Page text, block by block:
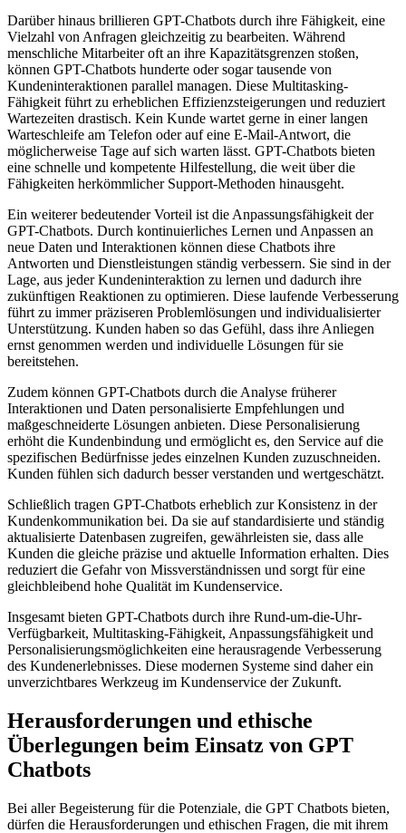
Darüber hinaus brillieren GPT-Chatbots durch ihre Fähigkeit, eine
Vielzahl von Anfragen gleichzeitig zu bearbeiten. Während
menschliche Mitarbeiter oft an ihre Kapazitätsgrenzen stoßen,
können GPT-Chatbots hunderte oder sogar tausende von
Kundeninteraktionen parallel managen. Diese Multitasking-
Fähigkeit führt zu erheblichen Effizienzsteigerungen und reduziert
Wartezeiten drastisch. Kein Kunde wartet gerne in einer langen
Warteschleife am Telefon oder auf eine E-Mail-Antwort, die
möglicherweise Tage auf sich warten lässt. GPT-Chatbots bieten
eine schnelle und kompetente Hilfestellung, die weit über die
Fähigkeiten herkömmlicher Support-Methoden hinausgeht.
Ein weiterer bedeutender Vorteil ist die Anpassungsfähigkeit der
GPT-Chatbots. Durch kontinuierliches Lernen und Anpassen an
neue Daten und Interaktionen können diese Chatbots ihre
Antworten und Dienstleistungen ständig verbessern. Sie sind in der
Lage, aus jeder Kundeninteraktion zu lernen und dadurch ihre
zukünftigen Reaktionen zu optimieren. Diese laufende Verbesserung
führt zu immer präziseren Problemlösungen und individualisierter
Unterstützung. Kunden haben so das Gefühl, dass ihre Anliegen
ernst genommen werden und individuelle Lösungen für sie
bereitstehen.
Zudem können GPT-Chatbots durch die Analyse früherer
Interaktionen und Daten personalisierte Empfehlungen und
maßgeschneiderte Lösungen anbieten. Diese Personalisierung
erhöht die Kundenbindung und ermöglicht es, den Service auf die
spezifischen Bedürfnisse jedes einzelnen Kunden zuzuschneiden.
Kunden fühlen sich dadurch besser verstanden und wertgeschätzt.
Schließlich tragen GPT-Chatbots erheblich zur Konsistenz in der
Kundenkommunikation bei. Da sie auf standardisierte und ständig
aktualisierte Datenbasen zugreifen, gewährleisten sie, dass alle
Kunden die gleiche präzise und aktuelle Information erhalten. Dies
reduziert die Gefahr von Missverständnissen und sorgt für eine
gleichbleibend hohe Qualität im Kundenservice.
Insgesamt bieten GPT-Chatbots durch ihre Rund-um-die-Uhr-
Verfügbarkeit, Multitasking-Fähigkeit, Anpassungsfähigkeit und
Personalisierungsmöglichkeiten eine herausragende Verbesserung
des Kundenerlebnisses. Diese modernen Systeme sind daher ein
unverzichtbares Werkzeug im Kundenservice der Zukunft.
Herausforderungen und ethische
Überlegungen beim Einsatz von GPT
Chatbots
Bei aller Begeisterung für die Potenziale, die GPT Chatbots bieten,
dürfen die Herausforderungen und ethischen Fragen, die mit ihrem